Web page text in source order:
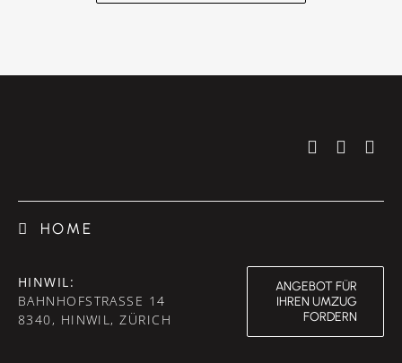
HOME
HINWIL:
BAHNHOFSTRASSE 14
8340, HINWIL, ZÜRICH
ANGEBOT FÜR
IHREN UMZUG
FORDERN